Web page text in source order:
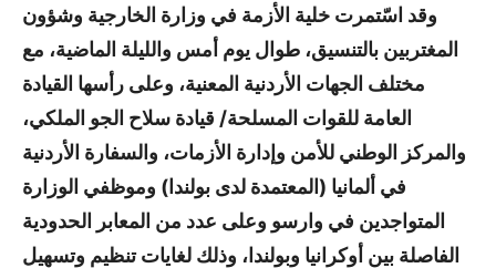
وقد اسّتمرت خلية الأزمة في وزارة الخارجية وشؤون
المغتربين بالتنسيق، طوال يوم أمس والليلة الماضية، مع
مختلف الجهات الأردنية المعنية، وعلى رأسها القيادة
العامة للقوات المسلحة/ قيادة سلاح الجو الملكي،
والمركز الوطني للأمن وإدارة الأزمات، والسفارة الأردنية
في ألمانيا (المعتمدة لدى بولندا) وموظفي الوزارة
المتواجدين في وارسو وعلى عدد من المعابر الحدودية
الفاصلة بين أوكرانيا وبولندا، وذلك لغايات تنظيم وتسهيل